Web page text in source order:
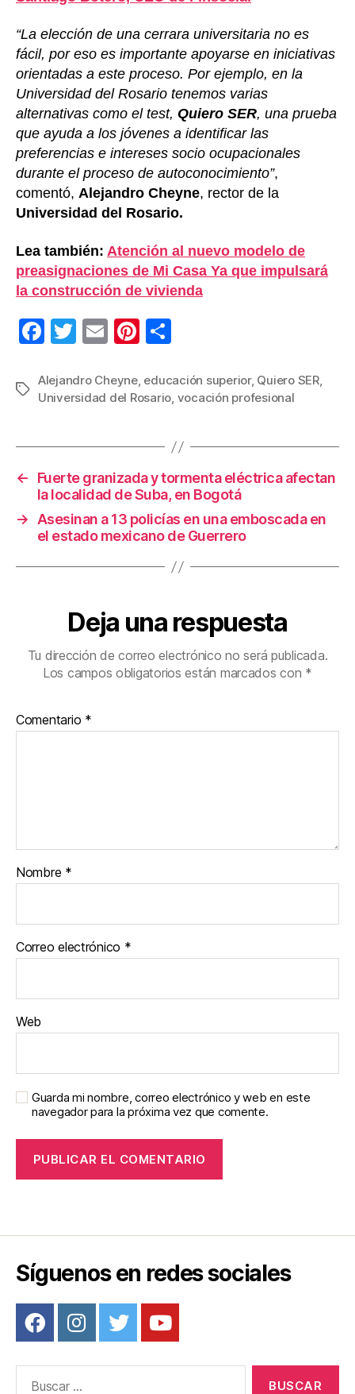
“La elección de una cerrara universitaria no es
fácil, por eso es importante apoyarse en iniciativas
orientadas a este proceso. Por ejemplo, en la
Universidad del Rosario tenemos varias
alternativas como el test, Quiero SER, una prueba
que ayuda a los jóvenes a identificar las
preferencias e intereses socio ocupacionales
durante el proceso de autoconocimiento”,
comentó, Alejandro Cheyne, rector de la
Universidad del Rosario.
Lea también: Atención al nuevo modelo de
preasignaciones de Mi Casa Ya que impulsará
la construcción de vivienda
F
c
e
o
k
T
tt
er
E
ail
Pi
er
e
m
p
tir
Etiquetas
Alejandro Cheyne, educación superior, Quiero SER,
Universidad del Rosario, vocación profesional
←
Fuerte granizada y tormenta eléctrica afectan
la localidad de Suba, en Bogotá
→
Asesinan a 13 policías en una emboscada en
el estado mexicano de Guerrero
Deja una respuesta
Tu dirección de correo electrónico no será publicada.
Los campos obligatorios están marcados con *
Comentario *
Nombre *
Correo electrónico *
Web
Guarda mi nombre, correo electrónico y web en este
navegador para la próxima vez que comente.
Síguenos en redes sociales